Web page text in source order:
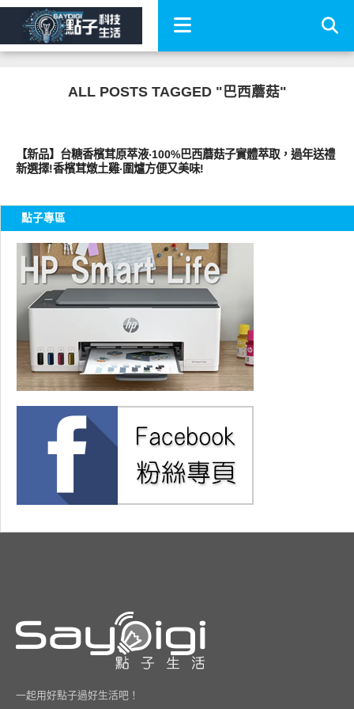
ALL POSTS TAGGED "巴西蘑菇"
【新品】台糖香檳茸原萃液‧100%巴西蘑菇子實體萃取，過年送禮
新選擇!香檳茸燉土雞‧圍爐方便又美味!
點子專區
一起用好點子過好生活吧！